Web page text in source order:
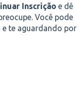
Inscrição e dê
Você pode
te aguardando por